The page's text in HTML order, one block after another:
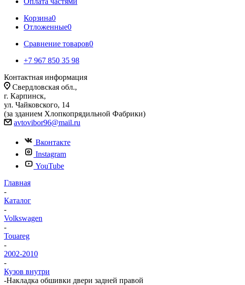
Корзина0
Отложенные0
Сравнение товаров0
+7 967 850 35 98
Контактная информация
Свердловская обл.,
г. Карпинск,
ул. Чайковского, 14
(за зданием Хлопкопрядильной Фабрики)
avtovibor96@mail.ru
Вконтакте
Instagram
YouTube
Главная
-
Каталог
-
Volkswagen
-
Touareg
-
2002-2010
-
Кузов внутри
-Накладка обшивки двери задней правой